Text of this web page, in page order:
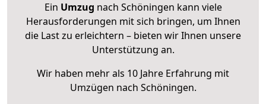
Ein Umzug nach Schöningen kann viele
Herausforderungen mit sich bringen, um Ihnen
die Last zu erleichtern – bieten wir Ihnen unsere
Unterstützung an.
Wir haben mehr als 10 Jahre Erfahrung mit
Umzügen nach Schöningen.